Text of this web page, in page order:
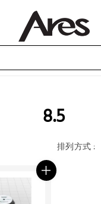
8.5
排列方式 :